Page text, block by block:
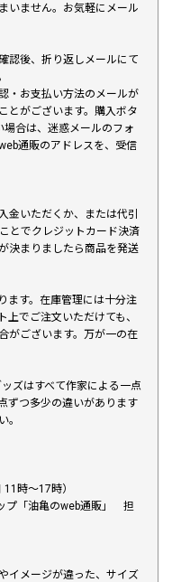
いません。お気軽にメール
認後、折り返しメールにて
・お支払い方法のメールが
とがございます。購入ボタ
合は、迷惑メールのフォ
通販のアドレスを、受信
金いただくか、または代引
とでクレジットカード決済
決まりましたら商品を発送
ます。在庫管理には十分注
でご注文いただけても、
がございます。万が一の在
ズはすべて作家による一点
ずつ多少の違いがあります
。
時〜17時）
プ「油亀のweb通販」 担
イメージが違った、サイズ